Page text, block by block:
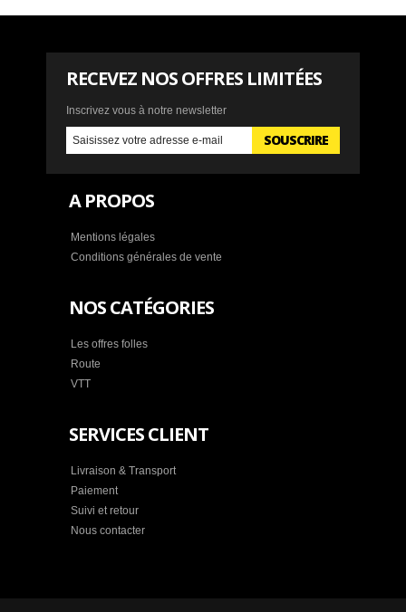
RECEVEZ NOS OFFRES LIMITÉES
Inscrivez vous à notre newsletter
SOUSCRIRE
A PROPOS
Mentions légales
Conditions générales de vente
NOS CATÉGORIES
Les offres folles
Route
VTT
SERVICES CLIENT
Livraison & Transport
Paiement
Suivi et retour
Nous contacter